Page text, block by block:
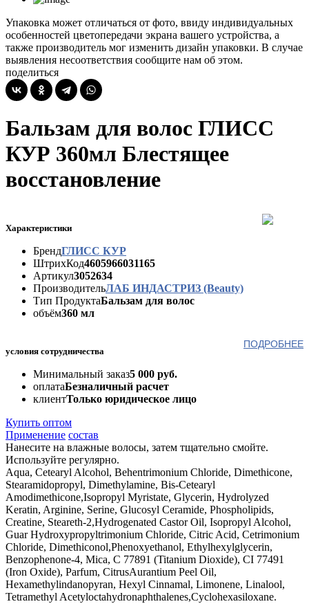
Упаковка может отличаться от фото, ввиду индивидуальных
особенностей цветопередачи экрана вашего устройства, а
также производитель мог изменить дизайн упаковки. В случае
выявления несоответствия сообщите нам об этом.
поделиться
Бальзам для волос ГЛИСС
КУР 360мл Блестящее
восстановление
Характеристики
БрендГЛИСС КУР
ШтрихКод4605966031165
Артикул3052634
ПроизводительЛАБ ИНДАСТРИЗ (Beauty)
Тип ПродуктаБальзам для волос
объём360 мл
условия сотрудничества
ПОДРОБНЕЕ
Минимальный заказ5 000 руб.
оплатаБезналичный расчет
клиентТолько юридическое лицо
Купить оптом
Применение состав
Нанесите на влажные волосы, затем тщательно смойте.
Используйте регулярно.
Aqua, Cetearyl Alcohol, Behentrimonium Chloride, Dimethicone,
Stearamidopropyl, Dimethylamine, Bis-Cetearyl
Amodimethicone,Isopropyl Myristate, Glycerin, Hydrolyzed
Keratin, Arginine, Serine, Glucosyl Ceramide, Phospholipids,
Creatine, Steareth-2,Hydrogenated Castor Oil, Isopropyl Alcohol,
Guar Hydroxypropyltrimonium Chloride, Citric Acid, Cetrimonium
Chloride, Dimethiconol,Phenoxyethanol, Ethylhexylglycerin,
Benzophenone-4, Mica, С 77891 (Titanium Dioxide), CI 77491
(Iron Oxide), Parfum, CitrusAurantium Peel Oil,
Hexamethylindanopyran, Hexyl Cinnamal, Limonene, Linalool,
Tetramethyl Acetyloctahydronaphthalenes,Cyclohexasiloxane.